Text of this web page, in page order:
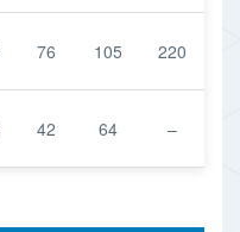
76 105 220
42 64 –